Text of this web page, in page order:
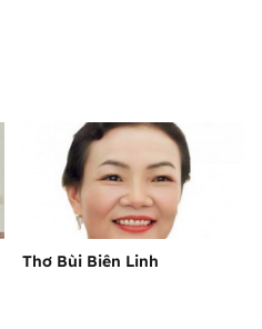
Thơ Bùi Biên Linh